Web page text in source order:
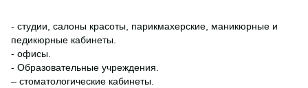
- студии, салоны красоты, парикмахерские, маникюрные и
педикюрные кабинеты.
- офисы.
- Образовательные учреждения.
– стоматологические кабинеты.